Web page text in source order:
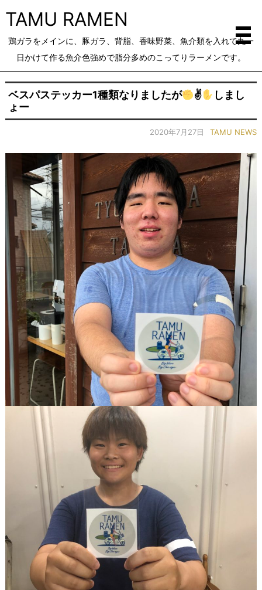
TAMU RAMEN
鶏ガラをメインに、豚ガラ、背脂、香味野菜、魚介類を入れて丸一
日かけて作る魚介色強めで脂分多めのこってりラーメンです。
ベスパステッカー1種類なりましたが ✌
しまし
ょー
2020年7月27日 TAMU NEWS